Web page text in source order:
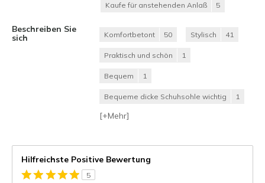
Kaufe für anstehenden Anlaß 5
Beschreiben Sie
sich
Komfortbetont 50 Stylisch 41
Praktisch und schön 1
Bequem 1
Bequeme dicke Schuhsohle wichtig 1
[+Mehr]
Hilfreichste Positive Bewertung
5